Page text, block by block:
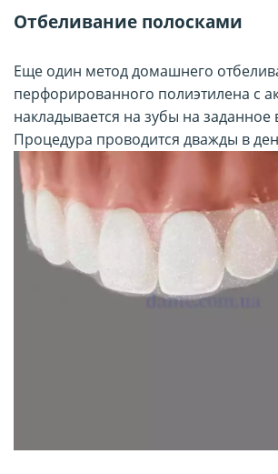
Отбеливание полосками
Еще один метод домашнего
перфорированного полиэтилена с
накладывается на зубы на заданное
Процедура проводится дважды в